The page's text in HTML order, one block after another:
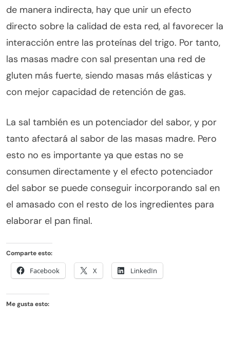
de manera indirecta, hay que unir un efecto
directo sobre la calidad de esta red, al favorecer la
interacción entre las proteínas del trigo. Por tanto,
las masas madre con sal presentan una red de
gluten más fuerte, siendo masas más elásticas y
con mejor capacidad de retención de gas.
La sal también es un potenciador del sabor, y por
tanto afectará al sabor de las masas madre. Pero
esto no es importante ya que estas no se
consumen directamente y el efecto potenciador
del sabor se puede conseguir incorporando sal en
el amasado con el resto de los ingredientes para
elaborar el pan final.
Comparte esto:
Facebook X LinkedIn
Me gusta esto: